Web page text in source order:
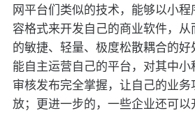
网平台们类似的技术，能够以小
容格式来开发自己的商业软件，
的敏捷、轻量、极度松散耦合的
能自主运营自己的平台，对其中小
审核发布完全掌握，让自己的业
放；更进一步的，一些企业还可